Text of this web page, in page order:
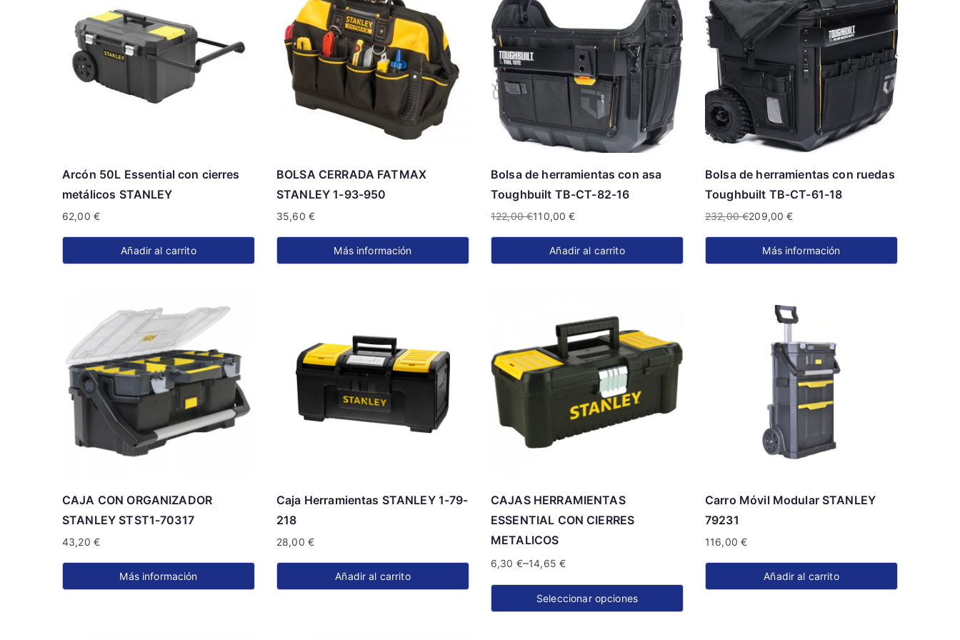
Arcón 50L Essential con cierres
metálicos STANLEY
62,00 €
Añadir al carrito
BOLSA CERRADA FATMAX
STANLEY 1-93-950
35,60 €
Más información
Bolsa de herramientas con asa
Toughbuilt TB-CT-82-16
122,00€
El
precio
original
110,00€
El
precio
actual
Añadir al carrito
Bolsa de herramientas con ruedas
Toughbuilt TB-CT-61-18
232,00€
El
precio
original
209,00€
El
precio
actual
Más información
CAJA CON ORGANIZADOR
STANLEY STST1-70317
43,20 €
Más información
Caja Herramientas STANLEY 1-79-
218
28,00 €
Añadir al carrito
CAJAS HERRAMIENTAS
ESSENTIAL CON CIERRES
METALICOS
6,30 €–14,65 €
Seleccionar opciones
Carro Móvil Modular STANLEY
79231
116,00€
Añadir al carrito